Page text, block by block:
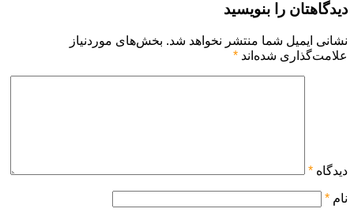
دیدگاهتان را بنویسید
نشانی ایمیل شما منتشر نخواهد شد. بخش‌های موردنیاز
علامت‌گذاری شده‌اند *
دیدگاه *
نام *